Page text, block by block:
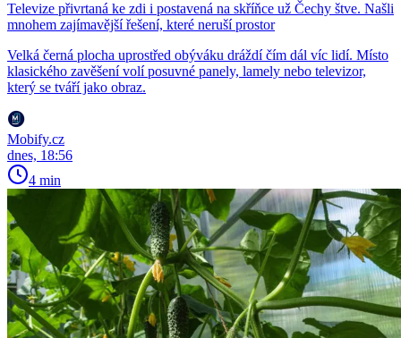
Televize přivrtaná ke zdi i postavená na skříňce už Čechy štve. Našli
mnohem zajímavější řešení, které neruší prostor
Velká černá plocha uprostřed obýváku dráždí čím dál víc lidí. Místo
klasického zavěšení volí posuvné panely, lamely nebo televizor,
který se tváří jako obraz.
Mobify.cz
dnes, 18:56
4 min